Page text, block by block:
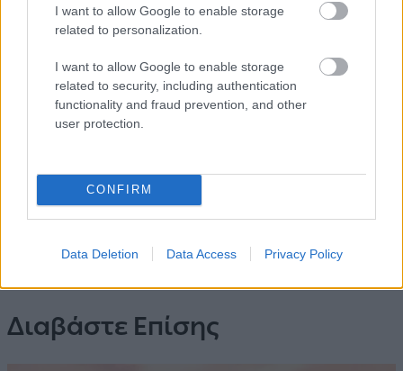
I want to allow Google to enable storage
related to personalization.
I want to allow Google to enable storage
related to security, including authentication
functionality and fraud prevention, and other
user protection.
CONFIRM
Data Deletion Data Access Privacy Policy
Διαβάστε Επίσης